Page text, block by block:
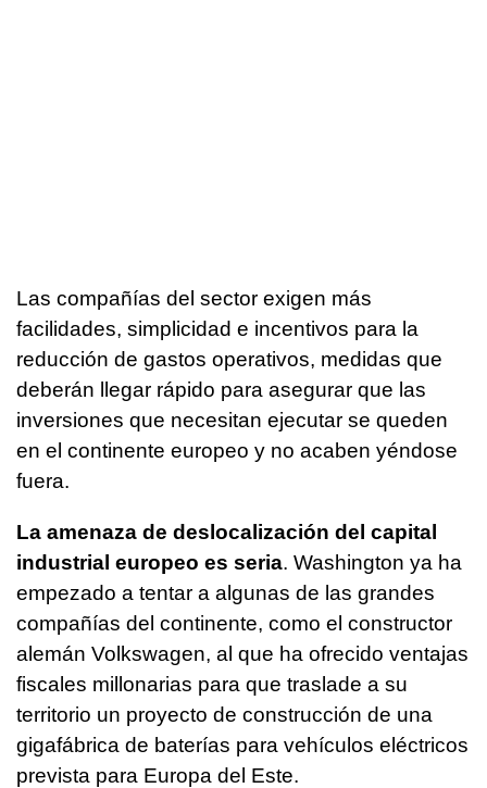
Las compañías del sector exigen más
facilidades, simplicidad e incentivos para la
reducción de gastos operativos, medidas que
deberán llegar rápido para asegurar que las
inversiones que necesitan ejecutar se queden
en el continente europeo y no acaben yéndose
fuera.
La amenaza de deslocalización del capital
industrial europeo es seria. Washington ya ha
empezado a tentar a algunas de las grandes
compañías del continente, como el constructor
alemán Volkswagen, al que ha ofrecido ventajas
fiscales millonarias para que traslade a su
territorio un proyecto de construcción de una
gigafábrica de baterías para vehículos eléctricos
prevista para Europa del Este.